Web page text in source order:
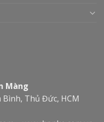
Màng
Bình, Thủ Đức, HCM